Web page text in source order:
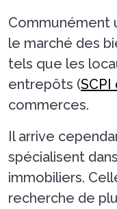
Communément
le marché des
tels que les
entrepôts (
commerces.
Il arrive
spécialisent
immobiliers.
recherche de